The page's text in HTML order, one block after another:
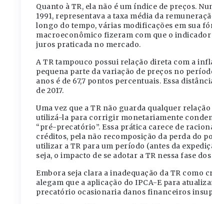
Quanto à TR, ela não é um índice de preços.
1991, representava a taxa média da
longo do tempo, várias modificações em sua
macroeconômico fizeram com que o indicador
juros praticada no mercado.
A TR tampouco possui relação direta com a
pequena parte da variação de preços no
anos é de 67,7 pontos percentuais. Essa
de 2017.
Uma vez que a TR não guarda qualquer
utilizá-la para corrigir monetariamente
“pré-precatório”. Essa prática carece de
créditos, pela não recomposição da perda do
utilizar a TR para um período (antes da
seja, o impacto de se adotar a TR nessa fase
Embora seja clara a inadequação da TR
alegam que a aplicação do IPCA-E para
precatório ocasionaria danos financeiros